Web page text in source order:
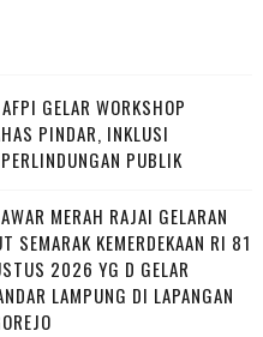
GELAR WORKSHOP
PINDAR, INKLUSI
PUBLIK
MERAH RAJAI GELARAN
SEMARAK KEMERDEKAAN RI 81
2026 YG D GELAR
LAMPUNG DI LAPANGAN